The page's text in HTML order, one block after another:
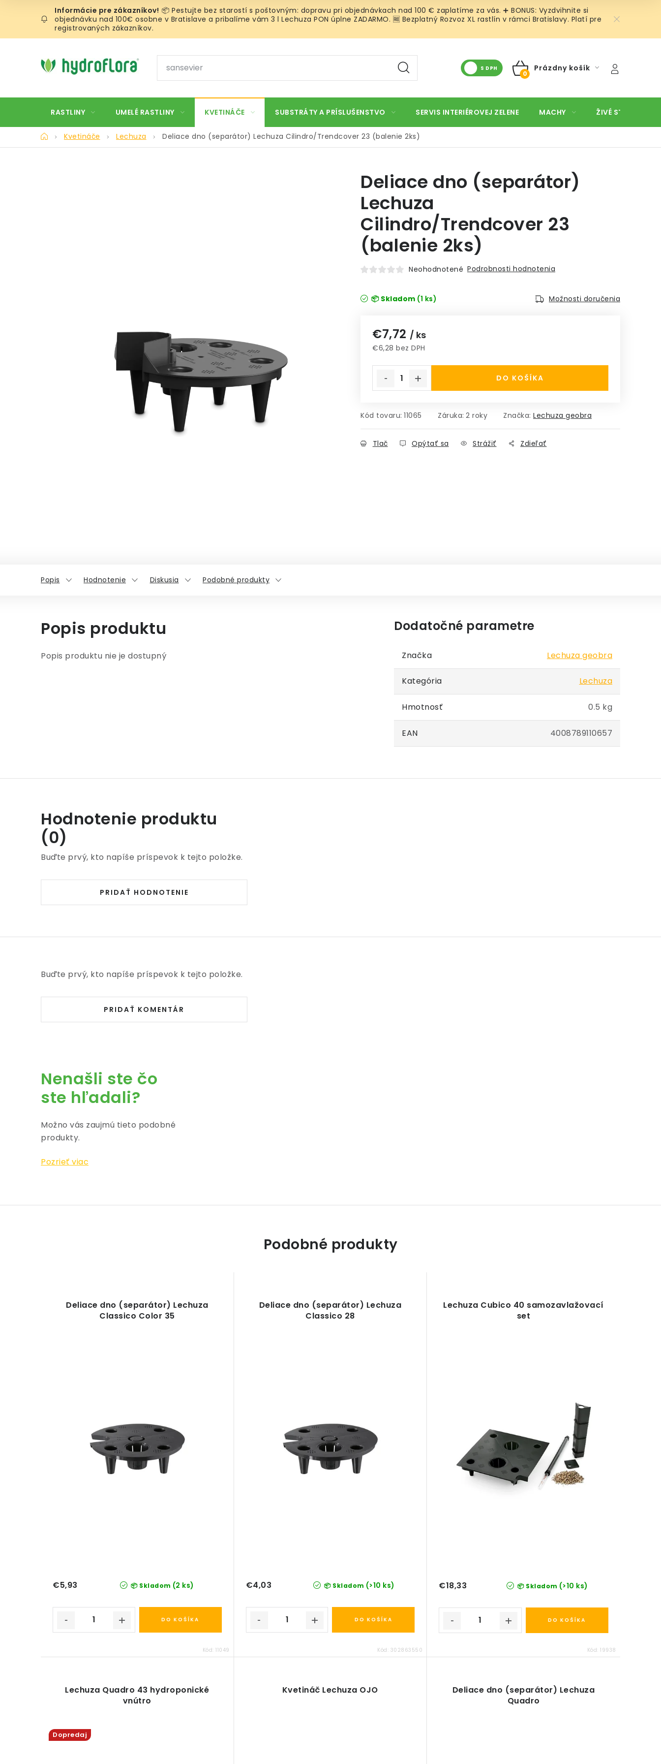
📦 Pestujte bez starostí s poštovným: dopravu pri objednávkach nad 100 € zaplatíme za vás. ➕ BONUS: Vyzdvihnite si
objednávku nad 100€ osobne v Bratislave a pribalíme vám 3 l Lechuza PON úplne ZADARMO. 🆓 Bezplatný Rozvoz XL rastlín v rámci Bratislavy. Platí pre
registrovaných zákazníkov.
S DPH
NÁKUPNÝ
Prázdny košík
RASTLINY UMELÉ RASTLINY KVETINÁČE SUBSTRÁTY A PRÍSLUŠENSTVO SERVIS INTERIÉROVEJ ZELENE MACHY ŽIVÉ STENY
DomovKvetináče Lechuza Deliace dno (separátor) Lechuza Cilindro/Trendcover 23 (balenie 2ks)
Deliace dno (separátor)
Lechuza
Cilindro/Trendcover 23
(balenie 2ks)
Neohodnotené Podrobnosti hodnotenia
📦 Skladom (1 ks) Možnosti doručenia
€7,72 / ks
€6,28 bez DPH
DO KOŠÍKA
Kód tovaru: 11065 Záruka: 2 roky Značka: Lechuza geobra
Tlač Opýtať sa Strážiť Zdieľať
Popis Hodnotenie Diskusia Podobné produkty
Popis produktu
Popis produktu nie je dostupný
Dodatočné parametre
Značka Lechuza geobra
Kategória Lechuza
Hmotnosť 0.5 kg
EAN 4008789110657
Hodnotenie produktu
(0)
Buďte prvý, kto napíše príspevok k tejto položke.
PRIDAŤ HODNOTENIE
Buďte prvý, kto napíše príspevok k tejto položke.
PRIDAŤ KOMENTÁR
Nenašli ste čo
ste hľadali?
Možno vás zaujmú tieto podobné
produkty.
Pozrieť viac
Podobné produkty
Deliace dno (separátor) Lechuza
Classico Color 35
📦 Skladom (2 ks)
€5,93
DO KOŠÍKA
Kód:11049
Deliace dno (separátor) Lechuza
Classico 28
📦 Skladom (>10 ks)
€4,03
DO KOŠÍKA
Kód: 302863550
Lechuza Cubico 40 samozavlažovací
set
📦 Skladom (>10 ks)
€18,33
DO KOŠÍKA
Kód:19938
Lechuza Quadro 43 hydroponické
vnútro
Dopredaj
Kvetináč Lechuza OJO
Deliace dno (separátor) Lechuza
Quadro